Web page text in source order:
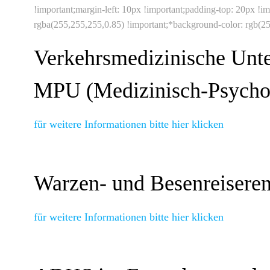
!important;margin-left: 10px !important;padding-top: 20px
rgba(255,255,255,0.85) !important;*background-color:
Verkehrsmedizinische
MPU (Medizinisch-
für weitere Informationen bitte hier klicken
Warzen- und
für weitere Informationen bitte hier klicken